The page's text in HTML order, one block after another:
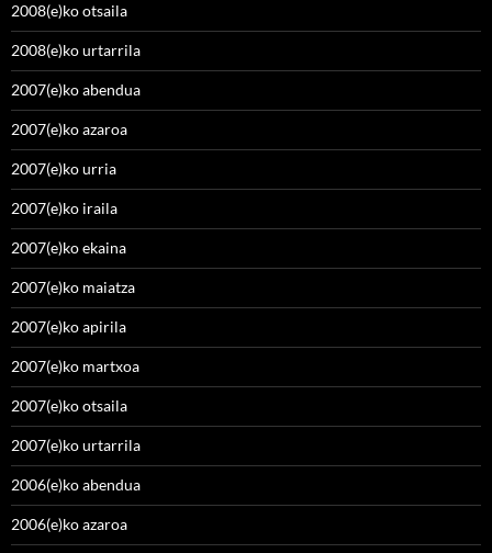
2008(e)ko otsaila
2008(e)ko urtarrila
2007(e)ko abendua
2007(e)ko azaroa
2007(e)ko urria
2007(e)ko iraila
2007(e)ko ekaina
2007(e)ko maiatza
2007(e)ko apirila
2007(e)ko martxoa
2007(e)ko otsaila
2007(e)ko urtarrila
2006(e)ko abendua
2006(e)ko azaroa